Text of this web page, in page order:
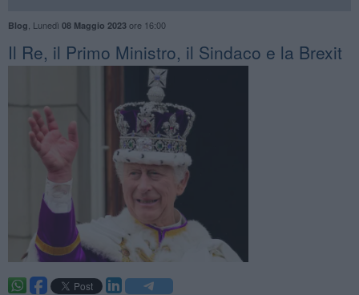
Blog Lunedì 08 Maggio 2023ore 16:00
Il Re, il Primo Ministro, il Sindaco e la Brexit